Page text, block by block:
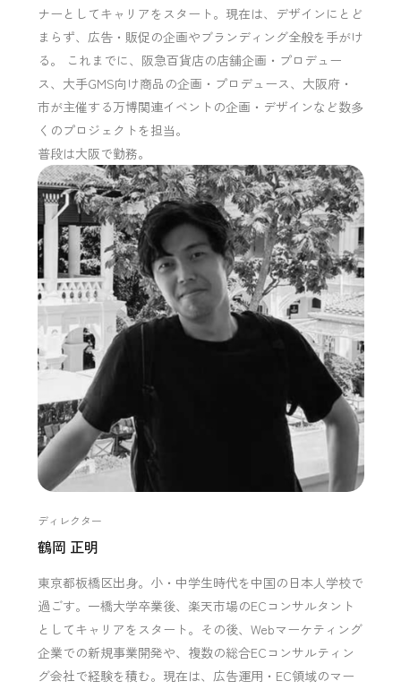
ナーとしてキャリアをスタート。現在は、デザインにとど
まらず、広告・販促の企画やブランディング全般を手がけ
る。 これまでに、阪急百貨店の店舗企画・プロデュー
ス、大手GMS向け商品の企画・プロデュース、大阪府・
市が主催する万博関連イベントの企画・デザインなど数多
くのプロジェクトを担当。
普段は大阪で勤務。
ディレクター
鶴岡 正明
東京都板橋区出身。小・中学生時代を中国の日本人学校で
過ごす。一橋大学卒業後、楽天市場のECコンサルタント
としてキャリアをスタート。その後、Webマーケティング
企業での新規事業開発や、複数の総合ECコンサルティン
グ会社で経験を積む。現在は、広告運用・EC領域のマー